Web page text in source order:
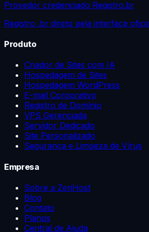
Provedor credenciado Registro.br
Registro .br direto pela interface
Produto
Criador de Sites com IA
Hospedagem de Sites
Hospedagem WordPress
E-mail Corporativo
Registro de Domínio
VPS Gerenciada
Servidor Dedicado
Site Personalizado
Segurança e Limpeza de Vírus
Empresa
Sobre a ZenHost
Blog
Contato
Planos
Central de Ajuda